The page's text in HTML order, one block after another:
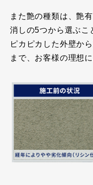
また艶の種類は、艶
消しの5つから選ぶこ
ピカピカした外壁か
まで、お客様の理想